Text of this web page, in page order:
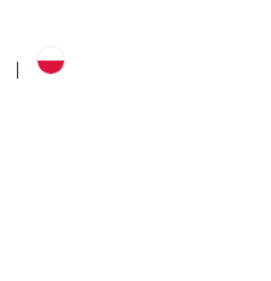
|